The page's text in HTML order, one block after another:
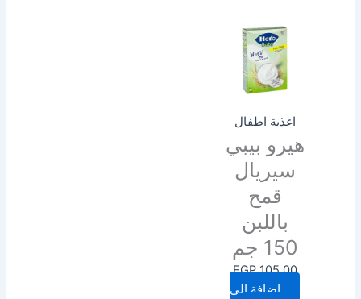
اغذية اطفال
هيرو بيبي
سيريال
قمح
باللبن
150 جم
EGP105.00
إضافة إلى